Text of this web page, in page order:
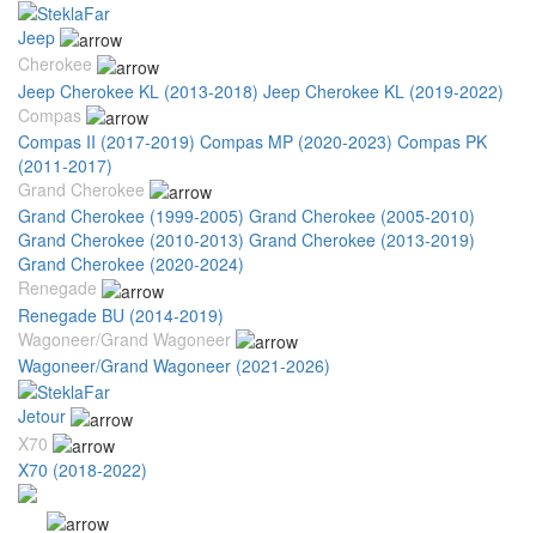
Jeep
Cherokee
Jeep Cherokee KL (2013-2018) Jeep Cherokee KL (2019-2022)
Compas
Compas II (2017-2019) Compas MP (2020-2023) Compas PK
(2011-2017)
Grand Cherokee
Grand Cherokee (1999-2005) Grand Cherokee (2005-2010)
Grand Cherokee (2010-2013) Grand Cherokee (2013-2019)
Grand Cherokee (2020-2024)
Renegade
Renegade BU (2014-2019)
Wagoneer/Grand Wagoneer
Wagoneer/Grand Wagoneer (2021-2026)
Jetour
X70
X70 (2018-2022)